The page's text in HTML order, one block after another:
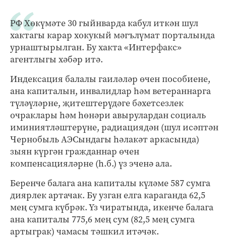
РФ Хөкүмәте 30 гыйнварда кабул иткән шул
хактагы карар хокукый мәгълүмат порталында
урнаштырылган. Бу хакта «Интерфакс»
агентлыгы хәбәр итә.
Индексация балалы гаиләләр өчен пособиене,
ана капиталын, инвалидлар һәм ветераннарга
түләүләрне, җитештерүдәге бәхетсезлек
очраклары һәм һөнәри авырулардан социаль
иминиятләштерүне, радиациядән (шул исәптән
Чернобыль АЭСындагы һәлакәт аркасында)
зыян күргән гражданнар өчен
компенсацияләрне (һ.б.) үз эченә ала.
Беренче балага ана капиталы күләме 587 сумга
диярлек артачак. Бу узган елга караганда 62,5
мең сумга күбрәк. Үз чиратында, икенче балага
ана капиталы 775,6 мең сум (82,5 мең сумга
артыграк) чамасы тәшкил итәчәк.